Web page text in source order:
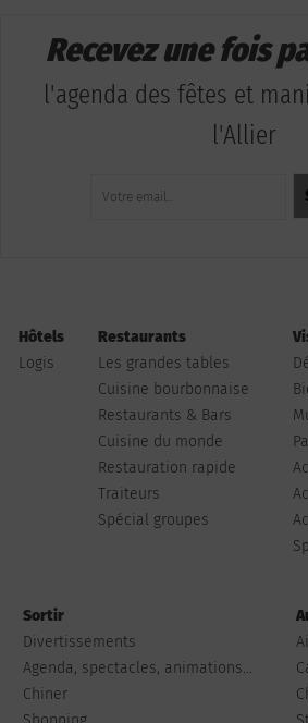
Recevez une fois
l'agenda des fêtes et
l'Allier
Hôtels
Logis
Restaurants
Les grandes tables
Cuisine bourbonnaise
Restaurants & Bars
Cuisine du monde
Restauration rapide
Traiteurs
Spécial groupes
Sortir
Divertissements
Agenda, spectacles, animations...
Chiner